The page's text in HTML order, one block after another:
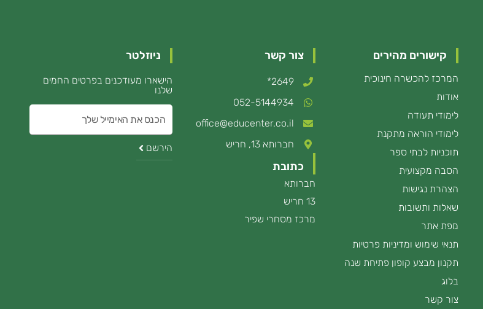
קישורים מהירים
המרכז להכשרה חינוכית
אודות
לימודי תעודה
לימודי הוראה מתקנת
תוכניות לבתי ספר
הסבה מקצועית
הצהרת נגישות
שאלות ותשובות
מפת אתר
תנאי שימוש ומדיניות פרטיות
תקנון מבצע קופון פתיחת שנה
בלוג
צור קשר
צור קשר
2649*
052-5144934
office@educenter.co.il
חברותא 13, חריש
כתובת
חברותא
13 חריש
מרכז מסחרי שפיר
ניוזלטר
הישארו מעודכנים בפרטים החמים
שלנו
את
האימייל
הירשם